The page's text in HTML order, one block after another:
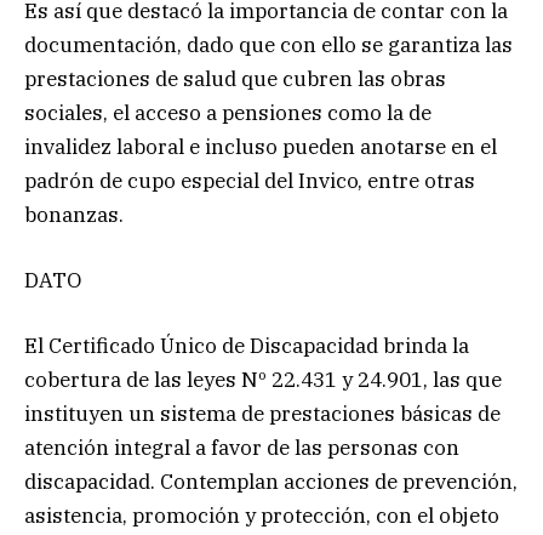
Es así que destacó la importancia de contar con la
documentación, dado que con ello se garantiza las
prestaciones de salud que cubren las obras
sociales, el acceso a pensiones como la de
invalidez laboral e incluso pueden anotarse en el
padrón de cupo especial del Invico, entre otras
bonanzas.
DATO
El Certificado Único de Discapacidad brinda la
cobertura de las leyes Nº 22.431 y 24.901, las que
instituyen un sistema de prestaciones básicas de
atención integral a favor de las personas con
discapacidad. Contemplan acciones de prevención,
asistencia, promoción y protección, con el objeto